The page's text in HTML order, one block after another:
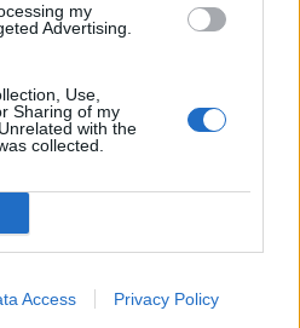
my
Advertising.
Use,
Sharing of my
with the
collected.
Access Privacy Policy